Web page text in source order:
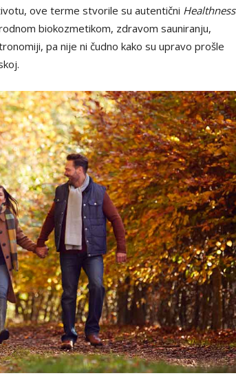
ove terme stvorile su autentični Healthness
biokozmetikom, zdravom sauniranju,
pa nije ni čudno kako su upravo prošle